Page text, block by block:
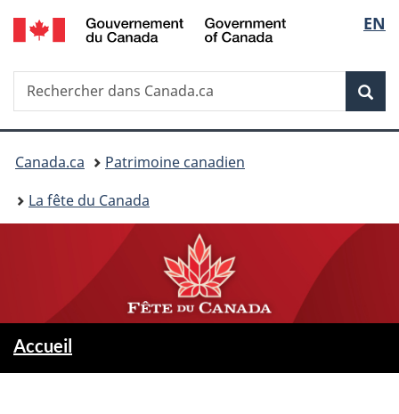
Passer
au
principal
Passer
à
version
simplifiée
de
la
EN
Recherche
Rechercher
dans
Vous
êtes
ici :
Canada.ca
Patrimoine canadien
La fête du Canada
M
e
Accueil